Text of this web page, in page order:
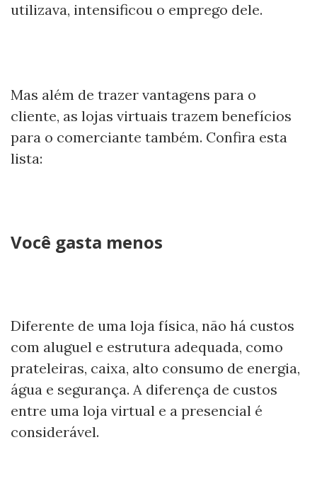
utilizava, intensificou o emprego dele.
Mas além de trazer vantagens para o
cliente, as lojas virtuais trazem benefícios
para o comerciante também. Confira esta
lista:
Você gasta menos
Diferente de uma loja física, não há custos
com aluguel e estrutura adequada, como
prateleiras, caixa, alto consumo de energia,
água e segurança. A diferença de custos
entre uma loja virtual e a presencial é
considerável.